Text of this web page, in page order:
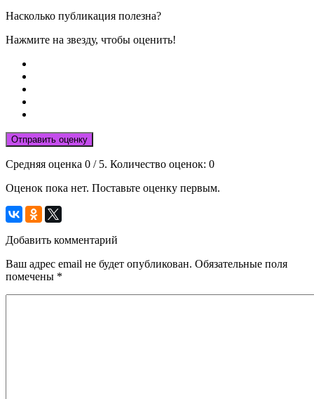
Насколько публикация полезна?
Нажмите на звезду, чтобы оценить!
Отправить оценку
Средняя оценка 0 / 5. Количество оценок: 0
Оценок пока нет. Поставьте оценку первым.
Добавить комментарий
Ваш адрес email не будет опубликован. Обязательные поля
помечены *